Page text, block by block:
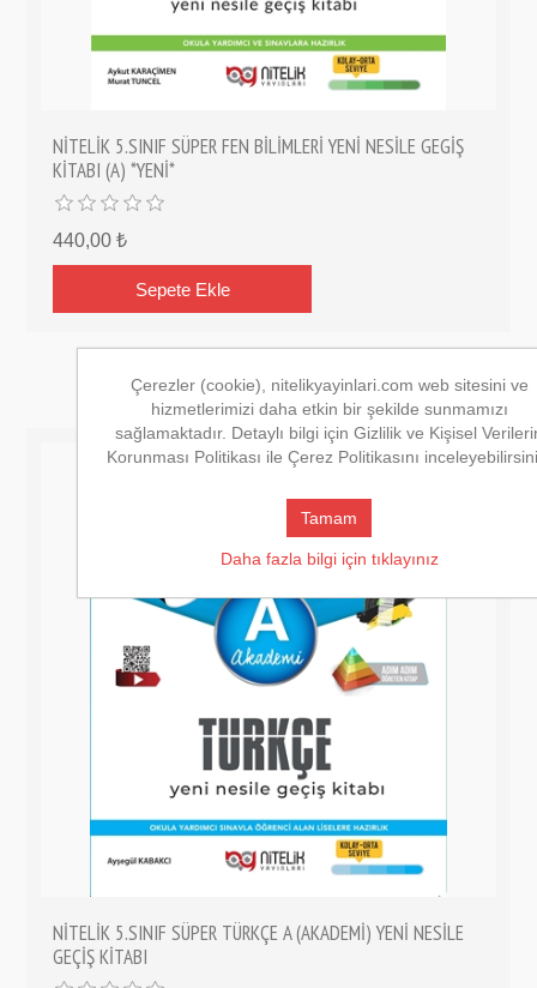
NİTELİK 5.SINIF SÜPER FEN BİLİMLERİ YENİ NESİLE GEGİŞ
KİTABI (A) *YENİ*
440,00 ₺
NİTELİK 5.SINIF SÜPER TÜRKÇE A (AKADEMİ) YENİ NESİLE
GEÇİŞ KİTABI
Çerezler (cookie), nitelikyayinlari.com web sitesini ve
hizmetlerimizi daha etkin bir şekilde sunmamızı
sağlamaktadır. Detaylı bilgi için Gizlilik ve Kişisel
Korunması Politikası ile Çerez Politikasını
Tamam
Daha fazla bilgi için tıklayınız